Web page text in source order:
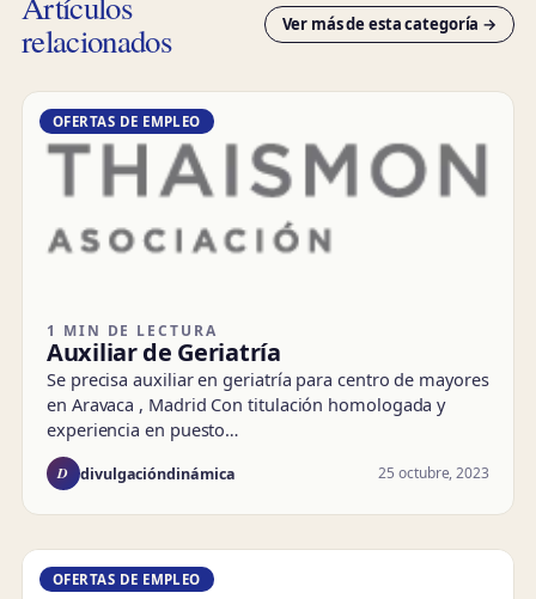
relacionados Ver más de esta categoría →
OFERTAS DE EMPLEO
1 MIN DE LECTURA
Auxiliar de Geriatría
Se precisa auxiliar en geriatría para centro de mayores
en Aravaca , Madrid Con titulación homologada y
experiencia en puesto…
D divulgacióndinámica 25 octubre, 2023
OFERTAS DE EMPLEO